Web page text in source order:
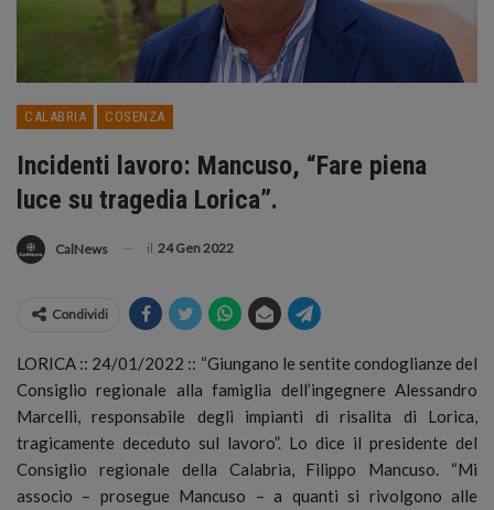
CALABRIA COSENZA
Incidenti lavoro: Mancuso, “Fare piena
luce su tragedia Lorica”.
CalNews il 24 Gen 2022
Condividi
LORICA :: 24/01/2022 :: “Giungano le sentite condoglianze del
Consiglio regionale alla famiglia dell’ingegnere Alessandro
Marcelli, responsabile degli impianti di risalita di Lorica,
tragicamente deceduto sul lavoro”. Lo dice il presidente del
Consiglio regionale della Calabria, Filippo Mancuso. “Mi
associo – prosegue Mancuso – a quanti si rivolgono alle